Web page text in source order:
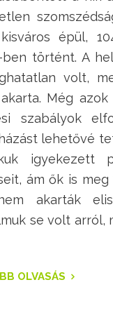
épül,
ben történt. A
volt,
Még
szabályok
lehetővé
igyekezett
ám ők is
akarták
se volt arról,
OLVASÁS